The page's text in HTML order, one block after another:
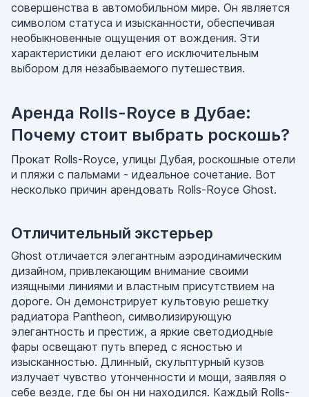
совершенства в автомобильном мире. Он является
символом статуса и изысканности, обеспечивая
необыкновенные ощущения от вождения. Эти
характеристики делают его исключительным
выбором для незабываемого путешествия.
Аренда Rolls-Royce в Дубае:
Почему стоит выбрать роскошь?
Прокат Rolls-Royce, улицы Дубая, роскошные отели
и пляжи с пальмами - идеальное сочетание. Вот
несколько причин арендовать Rolls-Royce Ghost.
Отличительный экстерьер
Ghost отличается элегантным аэродинамическим
дизайном, привлекающим внимание своими
изящными линиями и властным присутствием на
дороге. Он демонстрирует культовую решетку
радиатора Pantheon, символизирующую
элегантность и престиж, а яркие светодиодные
фары освещают путь вперед с ясностью и
изысканностью. Длинный, скульптурный кузов
излучает чувство утонченности и мощи, заявляя о
себе везде, где бы он ни находился. Каждый Rolls-